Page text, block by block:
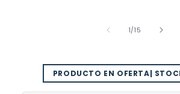
1/de
15
PRODUCTO EN OFERTA|